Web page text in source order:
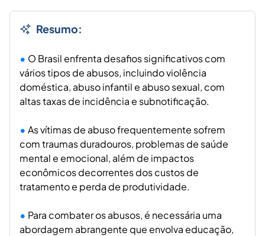
Resumo:
O Brasil enfrenta desafios significativos com
vários tipos de abusos, incluindo violência
doméstica, abuso infantil e abuso sexual, com
altas taxas de incidência e subnotificação.
As vítimas de abuso frequentemente sofrem
com traumas duradouros, problemas de saúde
mental e emocional, além de impactos
econômicos decorrentes dos custos de
tratamento e perda de produtividade.
Para combater os abusos, é necessária uma
abordagem abrangente que envolva educação,